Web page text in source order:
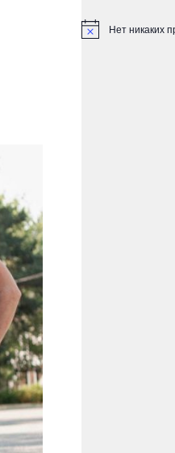
ЗаметкаНет никаких